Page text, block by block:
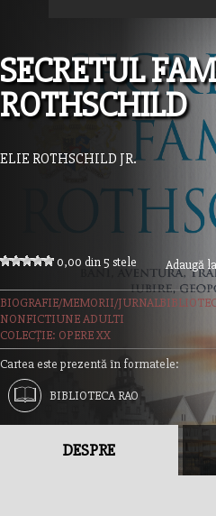
SECRETUL
ROTHSCHILD
ELIE ROTHSCHILD JR.
0,00 din 5 stele Adaugă
BIOGRAFIE/MEMORII/JURNAL
NONFICTIUNE ADULTI
COLECȚIE: OPERE XX
Cartea este prezentă în formatele:
BIBLIOTECA RAO
DESPRE